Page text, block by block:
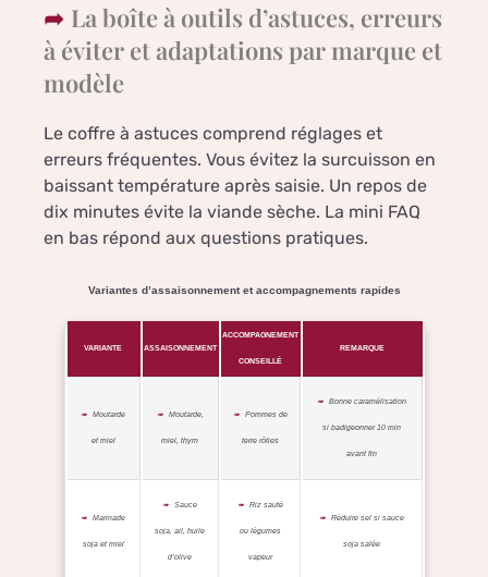
La boîte à outils d’astuces, erreurs
à éviter et adaptations par marque et
modèle
Le coffre à astuces comprend réglages et
erreurs fréquentes. Vous évitez la surcuisson en
baissant température après saisie. Un repos de
dix minutes évite la viande sèche. La mini FAQ
en bas répond aux questions pratiques.
Variantes d’assaisonnement et accompagnements rapides
VARIANTE ASSAISONNEMENT
ACCOMPAGNEMENT
CONSEILLÉ
REMARQUE
Moutarde
et miel
Moutarde,
miel, thym
Pommes de
terre rôties
Bonne caramélisation
si badigeonner 10 min
avant fin
Marinade
soja et miel
Sauce
soja, ail, huile
d’olive
Riz sauté
ou légumes
vapeur
Réduire sel si sauce
soja salée